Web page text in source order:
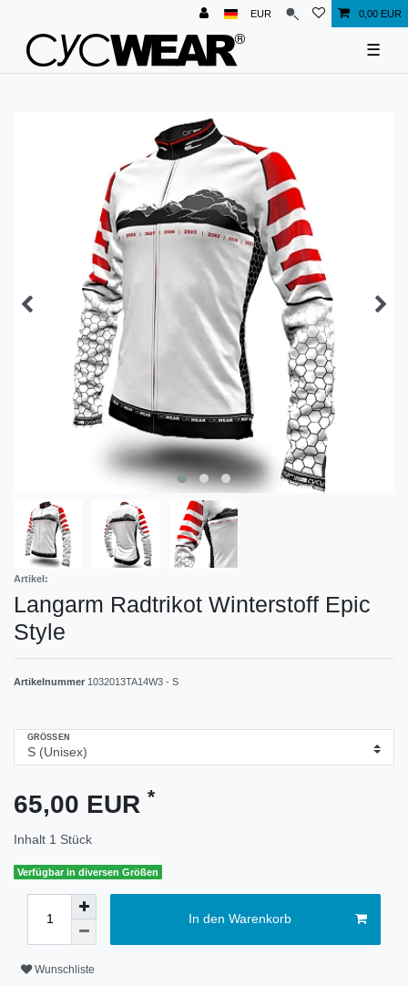
EUR 0,00 EUR
☰
Artikel:
Langarm Radtrikot Winterstoff Epic
Style
Artikelnummer 1032013TA14W3 - S
GRÖSSEN
65,00 EUR *
Inhalt 1 Stück
Verfügbar in diversen Größen
In den Warenkorb
Wunschliste